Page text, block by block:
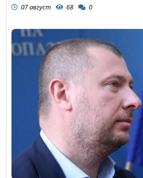
07 август 68 0